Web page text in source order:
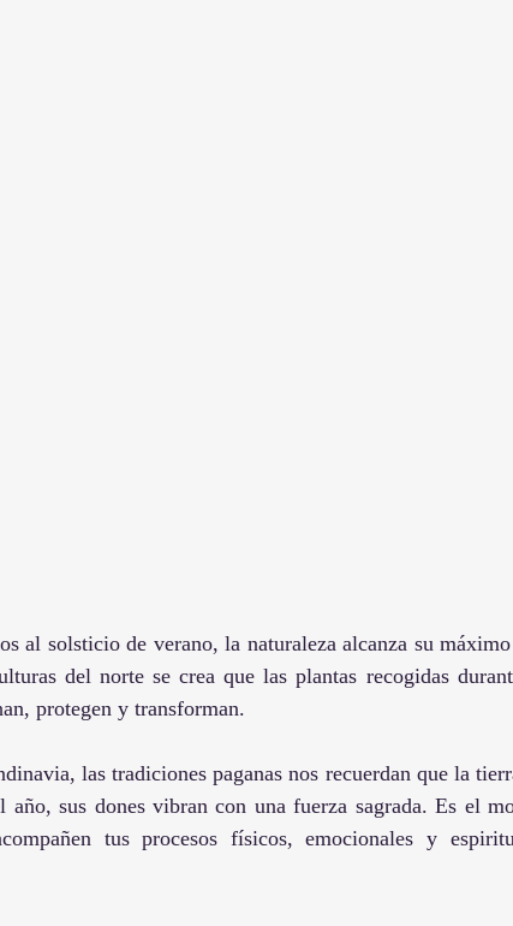
al solsticio de verano, la naturaleza alcanza su
del norte se crea que las plantas recogidas
protegen y transforman.
las tradiciones paganas nos recuerdan que la
año, sus dones vibran con una fuerza sagrada. Es el
tus procesos físicos, emocionales y